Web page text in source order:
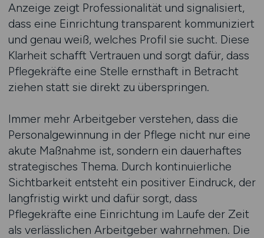
Anzeige zeigt Professionalität und signalisiert,
dass eine Einrichtung transparent kommuniziert
und genau weiß, welches Profil sie sucht. Diese
Klarheit schafft Vertrauen und sorgt dafür, dass
Pflegekräfte eine Stelle ernsthaft in Betracht
ziehen statt sie direkt zu überspringen.
Immer mehr Arbeitgeber verstehen, dass die
Personalgewinnung in der Pflege nicht nur eine
akute Maßnahme ist, sondern ein dauerhaftes
strategisches Thema. Durch kontinuierliche
Sichtbarkeit entsteht ein positiver Eindruck, der
langfristig wirkt und dafür sorgt, dass
Pflegekräfte eine Einrichtung im Laufe der Zeit
als verlässlichen Arbeitgeber wahrnehmen. Die